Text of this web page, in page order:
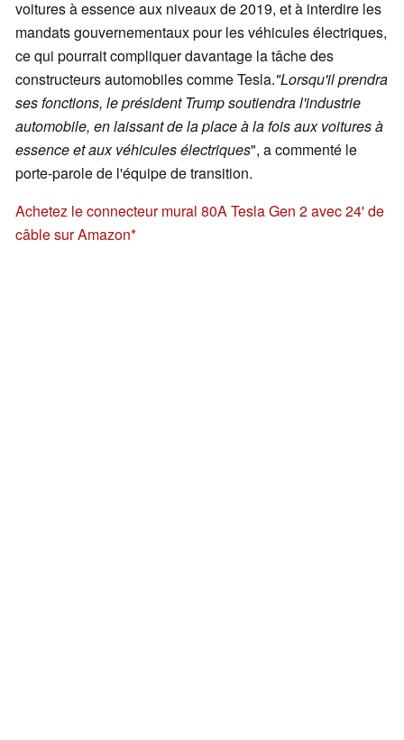
voitures à essence aux niveaux de 2019, et à interdire les
mandats gouvernementaux pour les véhicules électriques,
ce qui pourrait compliquer davantage la tâche des
constructeurs automobiles comme Tesla."Lorsqu'il prendra
ses fonctions, le président Trump soutiendra l'industrie
automobile, en laissant de la place à la fois aux voitures à
essence et aux véhicules électriques", a commenté le
porte-parole de l'équipe de transition.
Achetez le connecteur mural 80A Tesla Gen 2 avec 24' de
câble sur Amazon